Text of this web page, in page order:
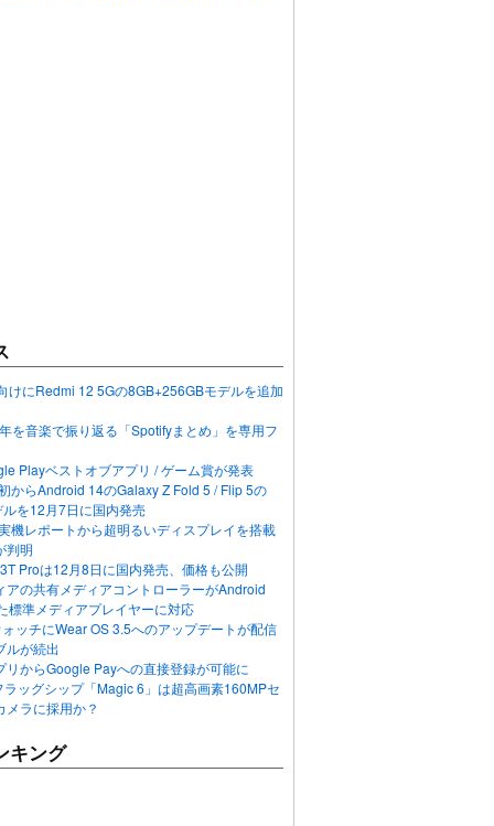
けにRedmi 12 5Gの8GB+256GBモデルを追加
を音楽で振り返る「Spotifyまとめ」を専用フ
Playベストオブアプリ / ゲーム賞が発表
からAndroid 14のGalaxy Z Fold 5 / Flip 5の
を12月7日に国内発売
機レポートから超明るいディスプレイを搭載
判明
Proは12月8日に国内発売、価格も公開
アの共有メディアコントローラーがAndroid
標準メディアプレイヤーに対応
ッチにWear OS 3.5へのアップデートが配信
ルが続出
リからGoogle Payへの直接登録が可能に
ッグシップ「Magic 6」は超高画素160MPセ
メラに採用か？
キング